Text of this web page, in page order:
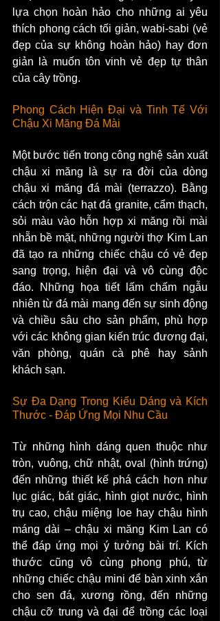
lựa chọn hoàn hảo cho những ai yêu
thích phong cách tối giản, wabi-sabi (vẻ
đẹp của sự không hoàn hảo) hay đơn
giản là muốn tôn vinh vẻ đẹp tự thân
của cây trồng.
Phong Cách Hiện Đại và Tinh Tế Với
Chậu Xi Măng Đá Mài
Một bước tiến trong công nghệ sản xuất
chậu xi măng là sự ra đời của dòng
chậu xi măng đá mài (terrazzo). Bằng
cách trộn các hạt đá granite, cẩm thạch,
sỏi màu vào hỗn hợp xi măng rồi mài
nhẵn bề mặt, những người thợ Kim Lan
đã tạo ra những chiếc chậu có vẻ đẹp
sang trọng, hiện đại và vô cùng độc
đáo. Những họa tiết lấm chấm ngẫu
nhiên từ đá mài mang đến sự sinh động
và chiều sâu cho sản phẩm, phù hợp
với các không gian kiến trúc đương đại,
văn phòng, quán cà phê hay sảnh
khách sạn.
Sự Đa Dạng Trong Kiểu Dáng và Kích
Thước - Đáp Ứng Mọi Nhu Cầu
Từ những hình dáng quen thuộc như
tròn, vuông, chữ nhật, oval (hình trứng)
đến những thiết kế phá cách hơn như
lục giác, bát giác, hình giọt nước, hình
trụ cao, chậu miệng loe hay chậu hình
máng dài – chậu xi măng Kim Lan có
thể đáp ứng mọi ý tưởng bài trí. Kích
thước cũng vô cùng phong phú, từ
những chiếc chậu mini để bàn xinh xắn
cho sen đá, xương rồng, đến những
chậu cỡ trung và đại để trồng các loại